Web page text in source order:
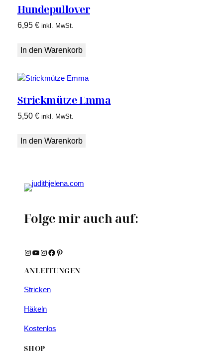
Hundepullover
6,95 € inkl. MwSt.
In den Warenkorb
Strickmütze Emma
5,50 € inkl. MwSt.
In den Warenkorb
Folge mir auch auf:
Instagram YouTube Instagram Facebook Pinterest
ANLEITUNGEN
Stricken
Häkeln
Kostenlos
SHOP